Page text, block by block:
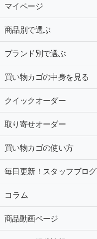
マイページ
商品別で選ぶ
ブランド別で選ぶ
買い物カゴの中身を見る
クイックオーダー
取り寄せオーダー
買い物カゴの使い方
毎日更新！スタッフブログ
コラム
商品動画ページ